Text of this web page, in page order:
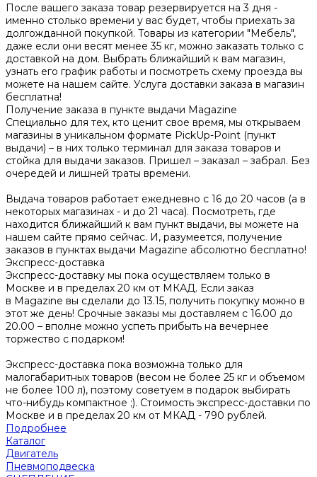
После вашего заказа товар резервируется на 3 дня -
именно столько времени у вас будет, чтобы приехать за
долгожданной покупкой. Товары из категории "Мебель",
даже если они весят менее 35 кг, можно заказать только с
доставкой на дом. Выбрать ближайший к вам магазин,
узнать его график работы и посмотреть схему проезда вы
можете на нашем сайте. Услуга доставки заказа в магазин
бесплатна!
Получение заказа в пункте выдачи Magazine
Специально для тех, кто ценит свое время, мы открываем
магазины в уникальном формате PickUp-Point (пункт
выдачи) – в них только терминал для заказа товаров и
стойка для выдачи заказов. Пришел – заказал – забрал. Без
очередей и лишней траты времени.
Выдача товаров работает ежедневно с 16 до 20 часов (а в
некоторых магазинах - и до 21 часа). Посмотреть, где
находится ближайший к вам пункт выдачи, вы можете на
нашем сайте прямо сейчас. И, разумеется, получение
заказов в пунктах выдачи Magazine абсолютно бесплатно!
Экспресс-доставка
Экспресс-доставку мы пока осуществляем только в
Москве и в пределах 20 км от МКАД. Если заказ
в Magazine вы сделали до 13.15, получить покупку можно в
этот же день! Срочные заказы мы доставляем с 16.00 до
20.00 – вполне можно успеть прибыть на вечернее
торжество с подарком!
Экспресс-доставка пока возможна только для
малогабаритных товаров (весом не более 25 кг и объемом
не более 100 л), поэтому советуем в подарок выбирать
что-нибудь компактное ;). Стоимость экспресс-доставки по
Москве и в пределах 20 км от МКАД - 790 рублей.
Подробнее
Каталог
Двигатель
Пневмоподвеска